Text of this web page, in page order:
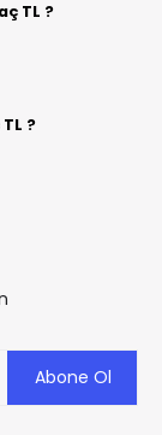
TL ?
?